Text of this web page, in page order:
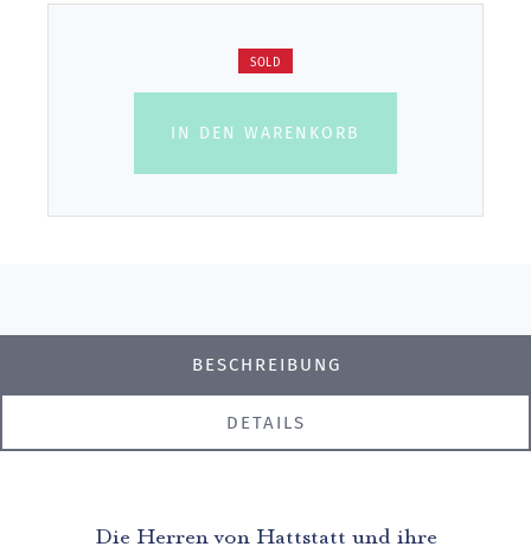
SOLD
IN DEN WARENKORB
BESCHREIBUNG
DETAILS
Die Herren von Hattstatt und ihre